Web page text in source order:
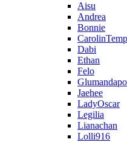
Aisu
Andrea
Bonnie
Dabi
Ethan
Felo
Jaehee
LadyOscar
Legilia
Lianachan
Lolli916